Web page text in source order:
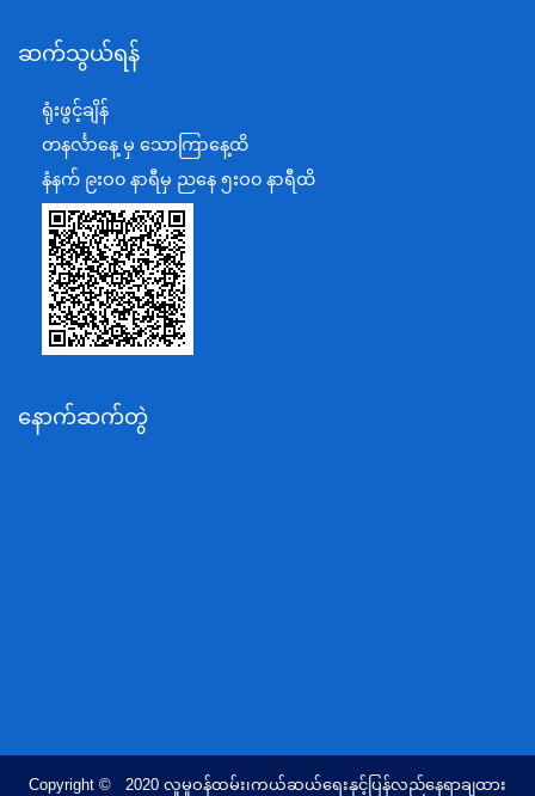
စီမံကိန်း၊ဘဏ္ဍာရေးနှင့်စက်မှုဝန်ကြီးဌာန
ရင်းနှီးမြှုပ်နှံမှုနှင့် နိုင်ငံခြားစီးပွားဆက်သွယ်ရေးဝန်ကြီးဌာန
အပြည်ပြည်ဆိုင်ရာပူးပေါင်းဆောင်ရွက်ရေးဝန်ကြီးဌာန
ပြန်ကြားရေးဝန်ကြီးဌာန
သာသနာရေးနှင့် ယဉ်ကျေးမှုဝန်ကြီးဌာန
စိုက်ပျိုးရေး၊မွေးမြူရေးနှင့်ဆည်မြောင်းဝန်ကြီးဌာန
ပို့ဆောင်ရေးနှင့်ဆက်သွယ်ရေးဝန်ကြီးဌာန
သယံဇာတနှင့်ပတ်ဝန်းကျင်ထိန်းသိမ်းရေးဝန်ကြီးဌာန
အလုပ်သမား၊လူဝင်မှုကြီးကြပ်ရေးနှင့်ပြည်သူ့အင်အား
တိုင်းရင်းသားလူမျိုးရေးရာဝန်ကြီးဌာန
ဆက်သွယ်ရန်
ရုံးဖွင့်ချိန်
တနင်္လာနေ့ မှ သောကြာနေ့ထိ
နံနက် ၉းဝ၀ နာရီမှ ညနေ ၅းဝ၀ နာရီထိ
နောက်ဆက်တွဲ
Copyright © 2020 လူမူဝန်ထမ်း၊ကယ်ဆယ်ရေးနှင့်ပြန်လည်နေရာချထား